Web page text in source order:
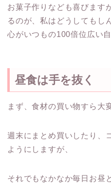
お菓子作りなども喜びます
るのが、私はどうしてもし
心がいつもの100倍位広い
昼食は手を抜く
まず、食材の買い物すら大
週末にまとめ買いしたり、
ようにしますが、
それでもなかなか毎日お昼